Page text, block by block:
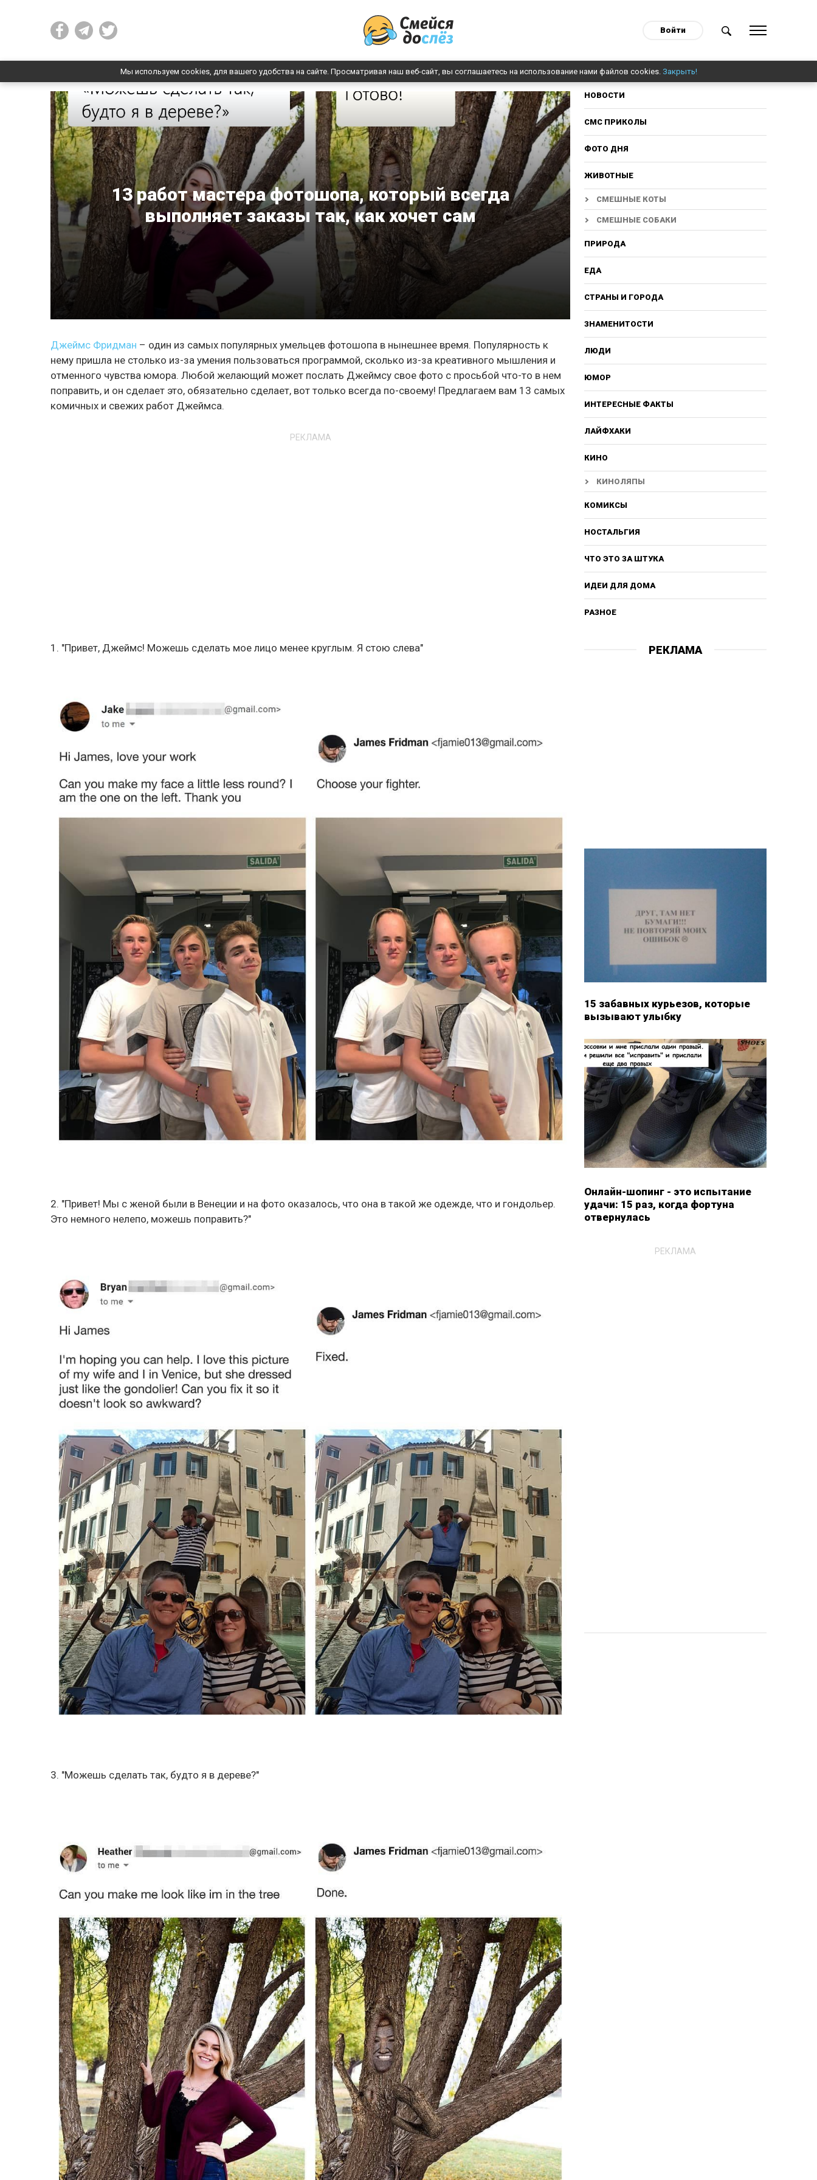
Войти
Мы используем cookies, для вашего удобства на сайте. Просматривая наш веб-сайт, вы соглашаетесь на использование нами файлов cookies. Закрыть!
13 работ мастера фотошопа, который всегда
выполняет заказы так, как хочет сам
Джеймс Фридман – один из самых популярных умельцев фотошопа в нынешнее время. Популярность к
нему пришла не столько из-за умения пользоваться программой, сколько из-за креативного мышления и
отменного чувства юмора. Любой желающий может послать Джеймсу свое фото с просьбой что-то в нем
поправить, и он сделает это, обязательно сделает, вот только всегда по-своему! Предлагаем вам 13 самых
комичных и свежих работ Джеймса.
РЕКЛАМА
1. "Привет, Джеймс! Можешь сделать мое лицо менее круглым. Я стою слева"
2. "Привет! Мы с женой были в Венеции и на фото оказалось, что она в такой же одежде, что и гондольер.
Это немного нелепо, можешь поправить?"
3. "Можешь сделать так, будто я в дереве?"
НОВОСТИ
СМС ПРИКОЛЫ
ФОТО ДНЯ
ЖИВОТНЫЕ
СМЕШНЫЕ КОТЫ
СМЕШНЫЕ СОБАКИ
ПРИРОДА
ЕДА
СТРАНЫ И ГОРОДА
ЗНАМЕНИТОСТИ
ЛЮДИ
ЮМОР
ИНТЕРЕСНЫЕ ФАКТЫ
ЛАЙФХАКИ
КИНО
КИНОЛЯПЫ
КОМИКСЫ
НОСТАЛЬГИЯ
ЧТО ЭТО ЗА ШТУКА
ИДЕИ ДЛЯ ДОМА
РАЗНОЕ
РЕКЛАМА
15 забавных курьезов, которые
вызывают улыбку
Онлайн-шопинг - это испытание
удачи: 15 раз, когда фортуна
отвернулась
РЕКЛАМА